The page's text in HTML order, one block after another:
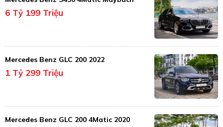
6 Tỷ 199 Triệu
Mercedes Benz GLC 200 2022
1 Tỷ 299 Triệu
Mercedes Benz GLC 200 4Matic 2020